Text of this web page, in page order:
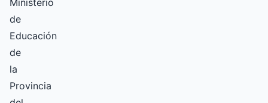
Ministerio
de
Educación
de
la
Provincia